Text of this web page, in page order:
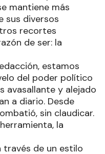
mantiene más
sus diversos
recortes
de ser: la
estamos
del poder político
avasallante y alejado
a diario. Desde
sin claudicar.
la
de un estilo